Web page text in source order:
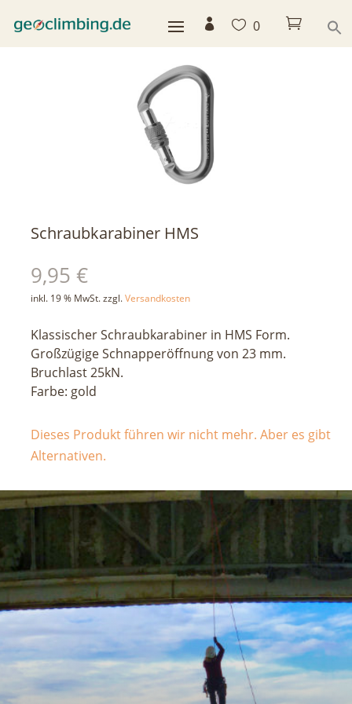
  0 
< zurück
Schraubkarabiner HMS
9,95 €
inkl. 19 % MwSt. zzgl.Versandkosten
Klassischer Schraubkarabiner in HMS Form.
Großzügige Schnapperöffnung von 23 mm.
Bruchlast 25kN.
Farbe: gold
Dieses Produkt führen wir nicht mehr. Aber es gibt
Alternativen.